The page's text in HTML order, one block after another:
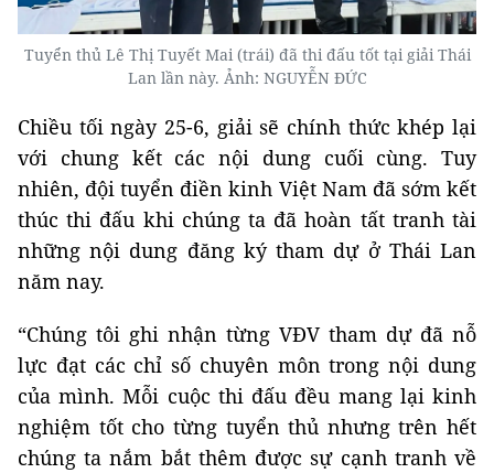
Tuyển thủ Lê Thị Tuyết Mai (trái) đã thi đấu tốt tại giải Thái
Lan lần này. Ảnh: NGUYỄN ĐỨC
Chiều tối ngày 25-6, giải sẽ chính thức khép lại
với chung kết các nội dung cuối cùng. Tuy
nhiên, đội tuyển điền kinh Việt Nam đã sớm kết
thúc thi đấu khi chúng ta đã hoàn tất tranh tài
những nội dung đăng ký tham dự ở Thái Lan
năm nay.
“Chúng tôi ghi nhận từng VĐV tham dự đã nỗ
lực đạt các chỉ số chuyên môn trong nội dung
của mình. Mỗi cuộc thi đấu đều mang lại kinh
nghiệm tốt cho từng tuyển thủ nhưng trên hết
chúng ta nắm bắt thêm được sự cạnh tranh về